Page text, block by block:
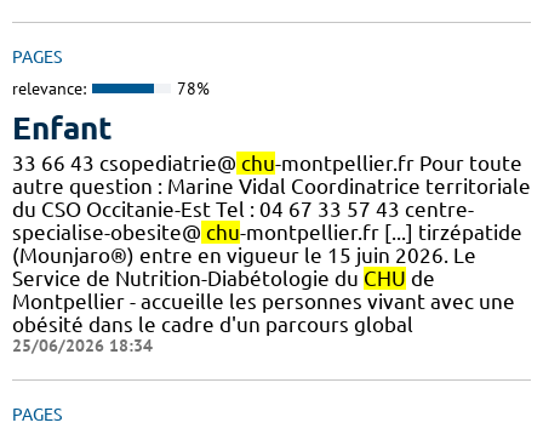
PAGES
relevance: 78%
Enfant
33 66 43 csopediatrie@ chu-montpellier.fr Pour toute
autre question : Marine Vidal Coordinatrice territoriale
du CSO Occitanie-Est Tel : 04 67 33 57 43 centre-
specialise-obesite@ chu-montpellier.fr [...] tirzépatide
(Mounjaro®) entre en vigueur le 15 juin 2026. Le
Service de Nutrition-Diabétologie du CHU de
Montpellier - accueille les personnes vivant avec une
obésité dans le cadre d'un parcours global
25/06/2026 18:34
PAGES